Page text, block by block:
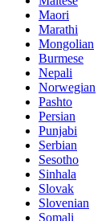
Maori
Marathi
Mongolian
Burmese
Nepali
Norwegian
Pashto
Persian
Punjabi
Serbian
Sesotho
Sinhala
Slovak
Slovenian
Somali